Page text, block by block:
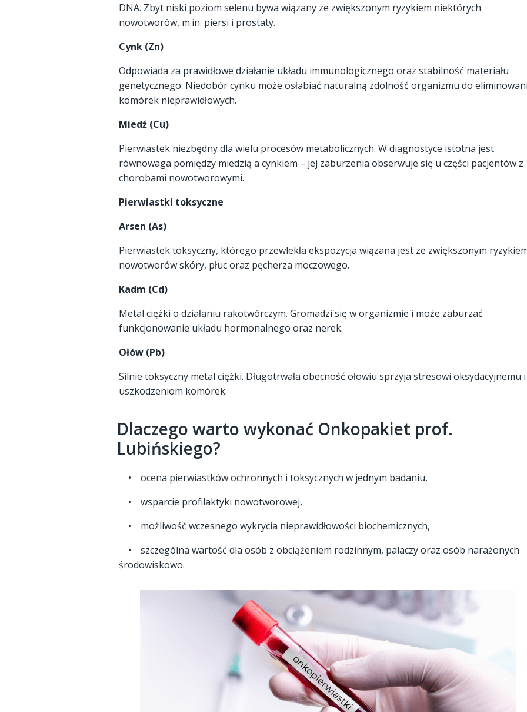
DNA. Zbyt niski poziom selenu bywa wiązany ze zwiększonym ryzykiem niektórych
nowotworów, m.in. piersi i prostaty.
Cynk (Zn)
Odpowiada za prawidłowe działanie układu immunologicznego oraz stabilność materiału
genetycznego. Niedobór cynku może osłabiać naturalną zdolność organizmu do
komórek nieprawidłowych.
Miedź (Cu)
Pierwiastek niezbędny dla wielu procesów metabolicznych. W diagnostyce istotna jest
równowaga pomiędzy miedzią a cynkiem – jej zaburzenia obserwuje się u części pacjentów z
chorobami nowotworowymi.
Pierwiastki toksyczne
Arsen (As)
Pierwiastek toksyczny, którego przewlekła ekspozycja wiązana jest ze zwiększonym
nowotworów skóry, płuc oraz pęcherza moczowego.
Kadm (Cd)
Metal ciężki o działaniu rakotwórczym. Gromadzi się w organizmie i może zaburzać
funkcjonowanie układu hormonalnego oraz nerek.
Ołów (Pb)
Silnie toksyczny metal ciężki. Długotrwała obecność ołowiu sprzyja stresowi oksydacyjnemu i
uszkodzeniom komórek.
Dlaczego warto wykonać Onkopakiet prof.
Lubińskiego?
• ocena pierwiastków ochronnych i toksycznych w jednym badaniu,
• wsparcie profilaktyki nowotworowej,
• możliwość wczesnego wykrycia nieprawidłowości biochemicznych,
• szczególna wartość dla osób z obciążeniem rodzinnym, palaczy oraz osób narażonych
środowiskowo.